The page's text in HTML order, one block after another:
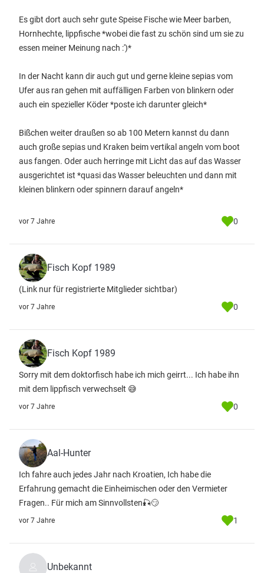
Es gibt dort auch sehr gute Speise Fische wie Meer barben,
Hornhechte, lippfische *wobei die fast zu schön sind um sie zu
essen meiner Meinung nach :')*
In der Nacht kann dir auch gut und gerne kleine sepias vom
Ufer aus ran gehen mit auffälligen Farben von blinkern oder
auch ein spezieller Köder *poste ich darunter gleich*
Bißchen weiter draußen so ab 100 Metern kannst du dann
auch große sepias und Kraken beim vertikal angeln vom boot
aus fangen. Oder auch herringe mit Licht das auf das Wasser
ausgerichtet ist *quasi das Wasser beleuchten und dann mit
kleinen blinkern oder spinnern darauf angeln*
vor 7 Jahre 0
Fisch Kopf 1989
(Link nur für registrierte Mitglieder sichtbar)
vor 7 Jahre 0
Fisch Kopf 1989
Sorry mit dem doktorfisch habe ich mich geirrt... Ich habe ihn
mit dem lippfisch verwechselt 😅
vor 7 Jahre 0
Aal-Hunter
Ich fahre auch jedes Jahr nach Kroatien, Ich habe die
Erfahrung gemacht die Einheimischen oder den Vermieter
Fragen.. Für mich am Sinnvollsten🎣😏
vor 7 Jahre 1
Unbekannt